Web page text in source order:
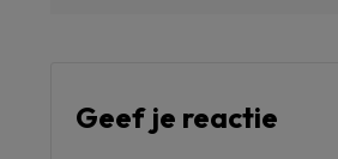
Geef je reactie